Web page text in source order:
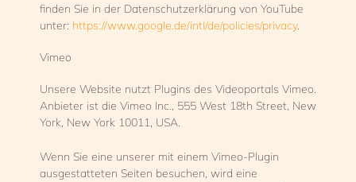
finden Sie in der Datenschutzerklärung von YouTube
unter: https://www.google.de/intl/de/policies/privacy.
Vimeo
Unsere Website nutzt Plugins des Videoportals Vimeo.
Anbieter ist die Vimeo Inc., 555 West 18th Street, New
York, New York 10011, USA.
Wenn Sie eine unserer mit einem Vimeo-Plugin
ausgestatteten Seiten besuchen, wird eine